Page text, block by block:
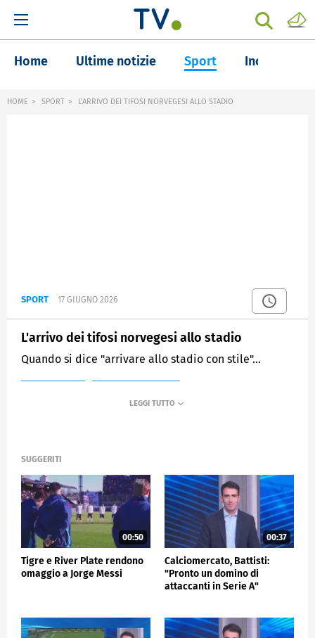
Home Ultime notizie Sport Inchieste
HOME SPORT L'ARRIVO DEI TIFOSI NORVEGESI ALLO STADIO
SPORT 17 GIUGNO 2026
L'arrivo dei tifosi norvegesi allo stadio
Quando si dice "arrivare allo stadio con stile"…
SUGGERITI
00:50
Tigre e River Plate rendono
omaggio a Jorge Messi
00:37
Calciomercato, Battisti:
"Pronto un domino di
attaccanti in Serie A"